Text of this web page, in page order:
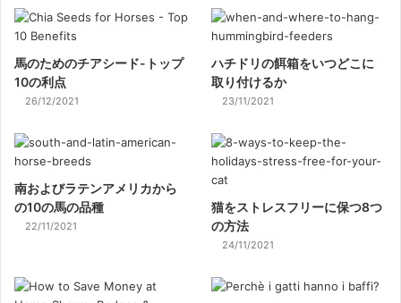
馬のためのチアシード-トップ
10の利点
26/12/2021
ハチドリの餌箱をいつどこに
取り付けるか
23/11/2021
南およびラテンアメリカから
の10の馬の品種
22/11/2021
猫をストレスフリーに保つ8つ
の方法
24/11/2021